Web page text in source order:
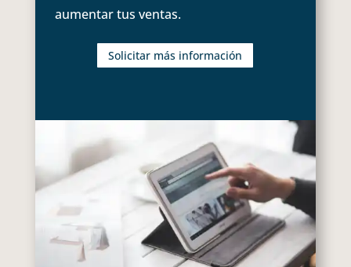
aumentar tus ventas.
Solicitar más información